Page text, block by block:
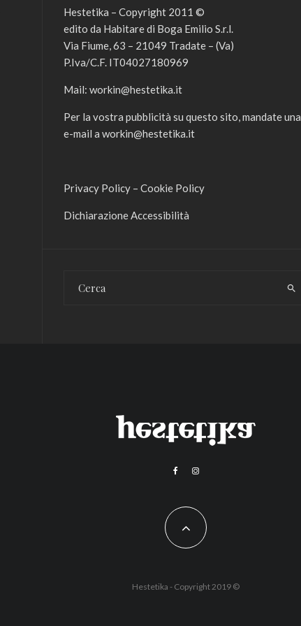
Hestetika – Copyright 2011 ©
edito da Habitare di Boga Emilio S.r.l.
Via Fiume, 63 – 21049 Tradate – (Va)
P.Iva/C.F. IT04027180969
Mail: workin@hestetika.it
Per la vostra pubblicità su questo sito, mandate una
e-mail a workin@hestetika.it
Privacy Policy – Cookie Policy
Dichiarazione Accessibilità
Hestetika - Copyright 2019 ©